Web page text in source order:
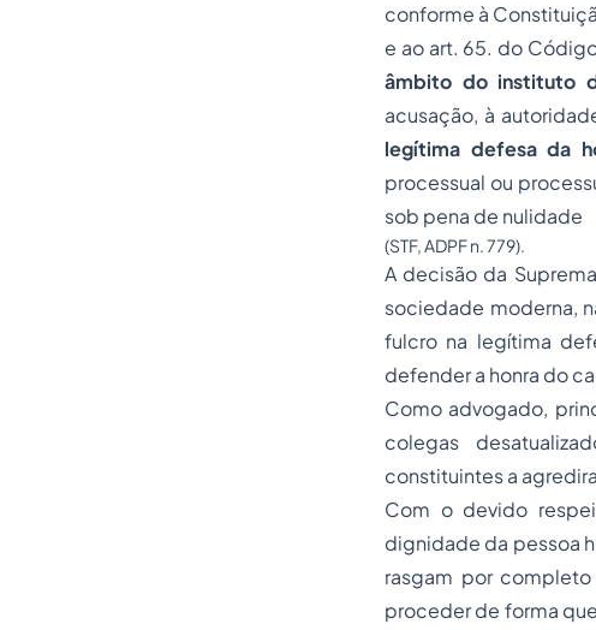
conforme à
e ao art. 65. do
âmbito do instituto
acusação, à
legítima defesa da
processual ou
sob pena de nulidade
(STF, ADPF n. 779).
A decisão da
sociedade moderna,
fulcro na legítima
defender a honra do
Como advogado,
colegas
constituintes a
Com o devido
dignidade da pessoa
rasgam por
proceder de forma